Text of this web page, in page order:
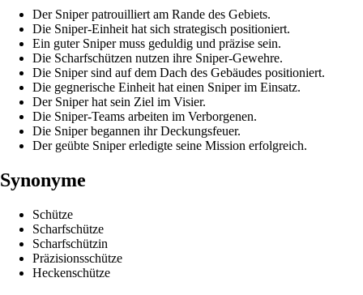
Der Sniper patrouilliert am Rande des Gebiets.
Die Sniper-Einheit hat sich strategisch positioniert.
Ein guter Sniper muss geduldig und präzise sein.
Die Scharfschützen nutzen ihre Sniper-Gewehre.
Die Sniper sind auf dem Dach des Gebäudes positioniert.
Die gegnerische Einheit hat einen Sniper im Einsatz.
Der Sniper hat sein Ziel im Visier.
Die Sniper-Teams arbeiten im Verborgenen.
Die Sniper begannen ihr Deckungsfeuer.
Der geübte Sniper erledigte seine Mission erfolgreich.
Synonyme
Schütze
Scharfschütze
Scharfschützin
Präzisionsschütze
Heckenschütze